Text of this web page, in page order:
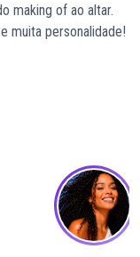
making of ao altar.
muita personalidade!